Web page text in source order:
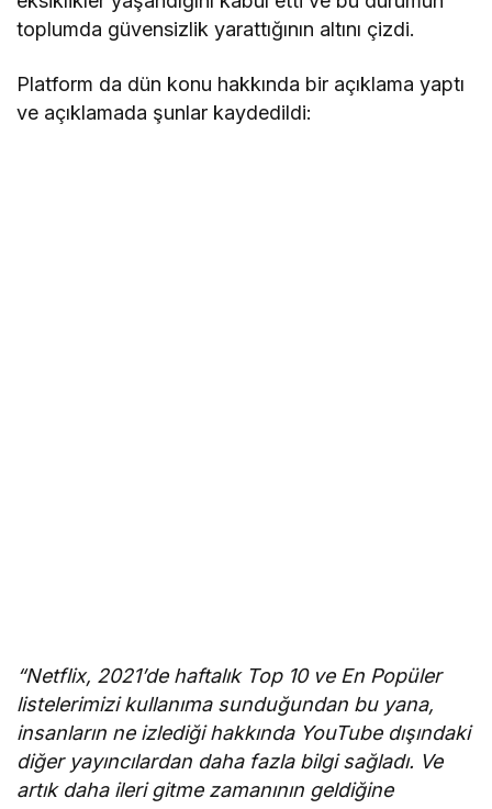
toplumda güvensizlik yarattığının altını çizdi.
Platform da dün konu hakkında bir açıklama yaptı
ve açıklamada şunlar kaydedildi:
“Netflix, 2021’de haftalık Top 10 ve En Popüler
listelerimizi kullanıma sunduğundan bu yana,
insanların ne izlediği hakkında YouTube dışındaki
diğer yayıncılardan daha fazla bilgi sağladı. Ve
artık daha ileri gitme zamanının geldiğine